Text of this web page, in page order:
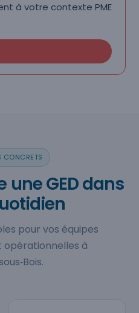
à votre contexte PME
CONCRETS
une GED dans
pour vos équipes
opérationnelles à